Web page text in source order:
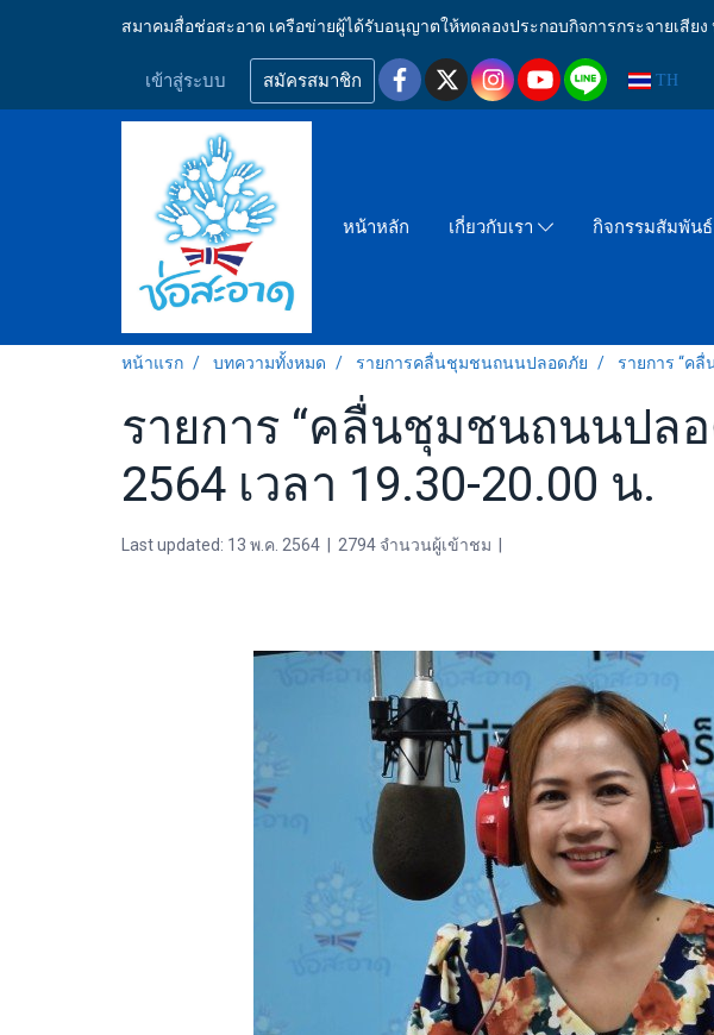
สมาคมสื่อช่อสะอาด เครือข่ายผู้ได้รับอนุญาตให้ทดลองประกอบกิจการกระจายเสี
เข้าสู่ระบบ สมัครสมาชิก TH
หน้าหลัก เกี่ยวกับเรา กิจกรรมสัมพันธ์
หน้าแรก บทความทั้งหมด รายการคลื่นชุมชนถนนปลอดภัย รายการ “ค
รายการ “คลื่นชุมชนถนนปล
2564 เวลา 19.30-20.00 น.
Last updated: 13 พ.ค. 2564 2794 จำนวนผู้เข้าชม